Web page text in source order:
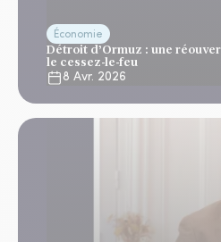
Économie
Détroit d’Ormuz : une
le cessez-le-feu
8 Avr. 2026